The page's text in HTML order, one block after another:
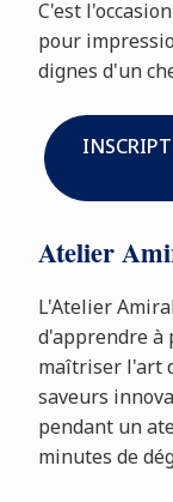
C'est
pour
dignes d'un
Atelier
L'Atelier
d'apprendre à
maîtriser l'art
saveurs
pendant un
minutes de